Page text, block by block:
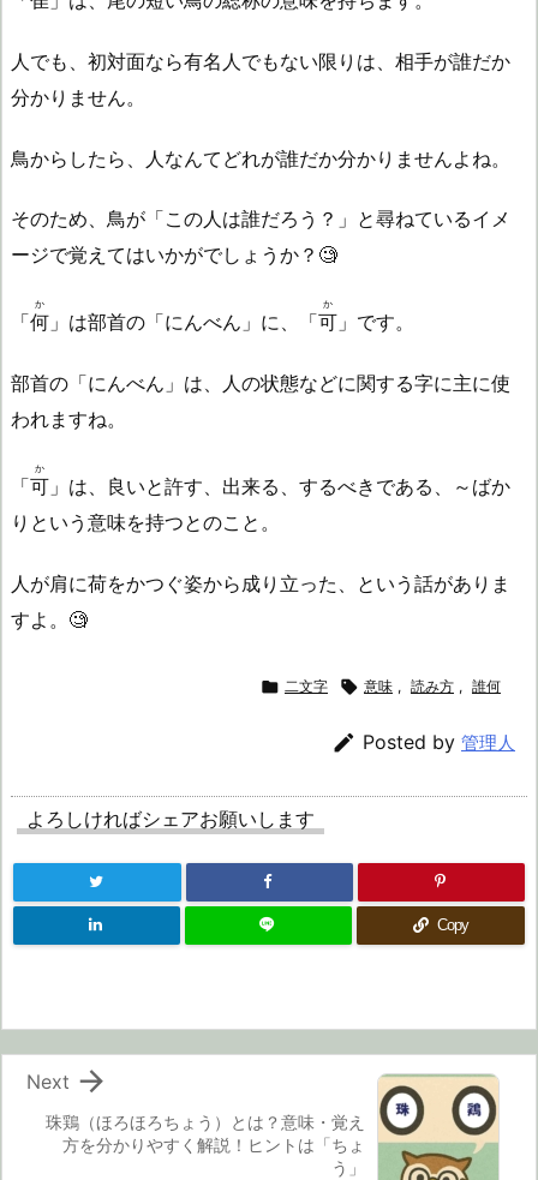
人でも、初対面なら有名人でもない限りは、相手が誰だか
分かりません。
鳥からしたら、人なんてどれが誰だか分かりませんよね。
そのため、鳥が「この人は誰だろう？」と尋ねているイメ
ージで覚えてはいかがでしょうか？🧐
「何
か
」は部首の「にんべん」に、「可
か
」です。
部首の「にんべん」は、人の状態などに関する字に主に使
われますね。
「可
か
」は、良いと許す、出来る、するべきである、～ばか
りという意味を持つとのこと。
人が肩に荷をかつぐ姿から成り立った、という話がありま
すよ。🧐
 二文字  意味 , 読み方 , 誰何
 Posted by 管理人
よろしければシェアお願いします
Copy
珠鶏（ほろほろちょう）とは？意味・覚え
方を分かりやすく解説！ヒントは「ちょ
う」

Next